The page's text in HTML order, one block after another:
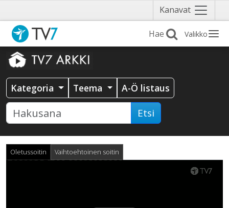
Kanavat Näytä
valikko
Valikko
Kategoria Teema A-Ö listaus
Etsi
Oletussoitin Vaihtoehtoinen soitin